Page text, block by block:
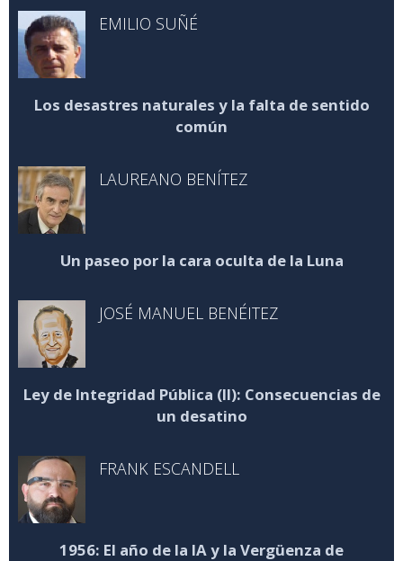
EMILIO SUÑÉ
Los desastres naturales y la falta de sentido
común
LAUREANO BENÍTEZ
Un paseo por la cara oculta de la Luna
JOSÉ MANUEL BENÉITEZ
Ley de Integridad Pública (II): Consecuencias de
un desatino
FRANK ESCANDELL
1956: El año de la IA y la Vergüenza de